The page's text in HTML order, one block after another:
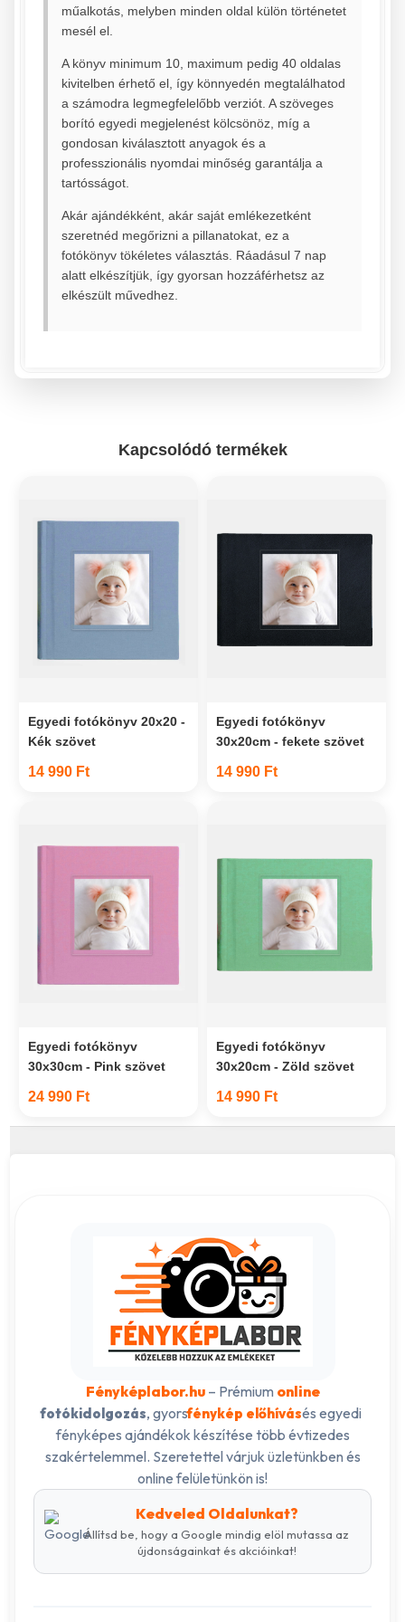
műalkotás, melyben minden oldal külön történetet
mesél el.
A könyv minimum 10, maximum pedig 40 oldalas
kivitelben érhető el, így könnyedén megtalálhatod
a számodra legmegfelelőbb verziót. A szöveges
borító egyedi megjelenést kölcsönöz, míg a
gondosan kiválasztott anyagok és a
professzionális nyomdai minőség garantálja a
tartósságot.
Akár ajándékként, akár saját emlékezetként
szeretnéd megőrizni a pillanatokat, ez a
fotókönyv tökéletes választás. Ráadásul 7 nap
alatt elkészítjük, így gyorsan hozzáférhetsz az
elkészült művedhez.
Kapcsolódó termékek
Egyedi fotókönyv 20x20 -
Kék szövet
14 990 Ft
Egyedi fotókönyv
30x20cm - fekete szövet
14 990 Ft
Egyedi fotókönyv
30x30cm - Pink szövet
24 990 Ft
Egyedi fotókönyv
30x20cm - Zöld szövet
14 990 Ft
Fényképlabor.hu– Prémium online
fotókidolgozás, gyorsfénykép előhívásés egyedi
fényképes ajándékok készítése több évtizedes
szakértelemmel. Szeretettel várjuk üzletünkben és
online felületünkön is!
Kedveled Oldalunkat?
Állítsd be, hogy a Google mindig elöl mutassa az
újdonságainkat és akcióinkat!